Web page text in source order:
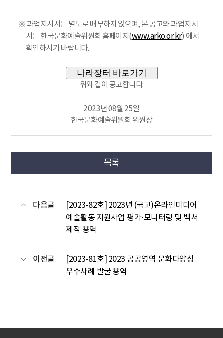
※ 과업지시서는 별도로 배부하지 않으며, 본 공고와 과업지시
서는 한국문화예술위원회 홈페이지(www.arko.or.kr) 에서
확인하시기 바랍니다.
나라장터 바로가기
위와 같이 공고합니다.
2023년 08월 25일
한국문화예술위원회 위원장
목록
다음글
[2023-82호] 2023년 (국고)온라인미디어
예술활동 지원사업 평가·모니터링 및 백서
제작 용역
이전글
[2023-81호] 2023 공공영역 문화다양성
우수사례 발굴 용역